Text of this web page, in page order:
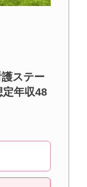
ステー
定年収48